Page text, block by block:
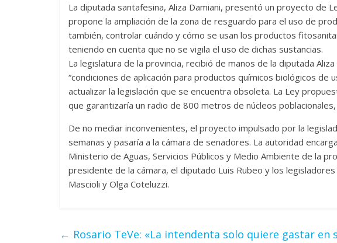
La diputada santafesina, Aliza Damiani, presentó un proyecto de
propone la ampliación de la zona de resguardo para el uso de
también, controlar cuándo y cómo se usan los productos
teniendo en cuenta que no se vigila el uso de dichas sustancias.
La legislatura de la provincia, recibió de manos de la diputada
“condiciones de aplicación para productos químicos biológicos de
actualizar la legislación que se encuentra obsoleta. La Ley
que garantizaría un radio de 800 metros de núcleos
De no mediar inconvenientes, el proyecto impulsado por la
semanas y pasaría a la cámara de senadores. La autoridad
Ministerio de Aguas, Servicios Públicos y Medio Ambiente de la
presidente de la cámara, el diputado Luis Rubeo y los
Mascioli y Olga Coteluzzi.
← Rosario TeVe: «La intendenta solo quiere gastar